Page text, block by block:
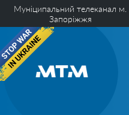
Муніципальний телеканал м.
Запоріжжя